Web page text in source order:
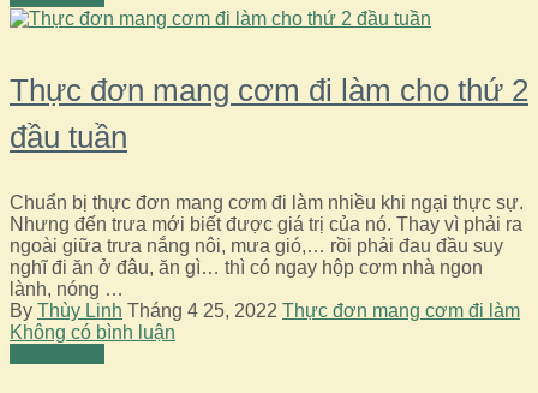
Thực đơn mang cơm đi làm cho thứ 2
đầu tuần
Chuẩn bị thực đơn mang cơm đi làm nhiều khi ngại thực sự.
Nhưng đến trưa mới biết được giá trị của nó. Thay vì phải ra
ngoài giữa trưa nắng nôi, mưa gió,… rồi phải đau đầu suy
nghĩ đi ăn ở đâu, ăn gì… thì có ngay hộp cơm nhà ngon
lành, nóng …
By Thùy Linh Tháng 4 25, 2022 Thực đơn mang cơm đi làm
Không có bình luận